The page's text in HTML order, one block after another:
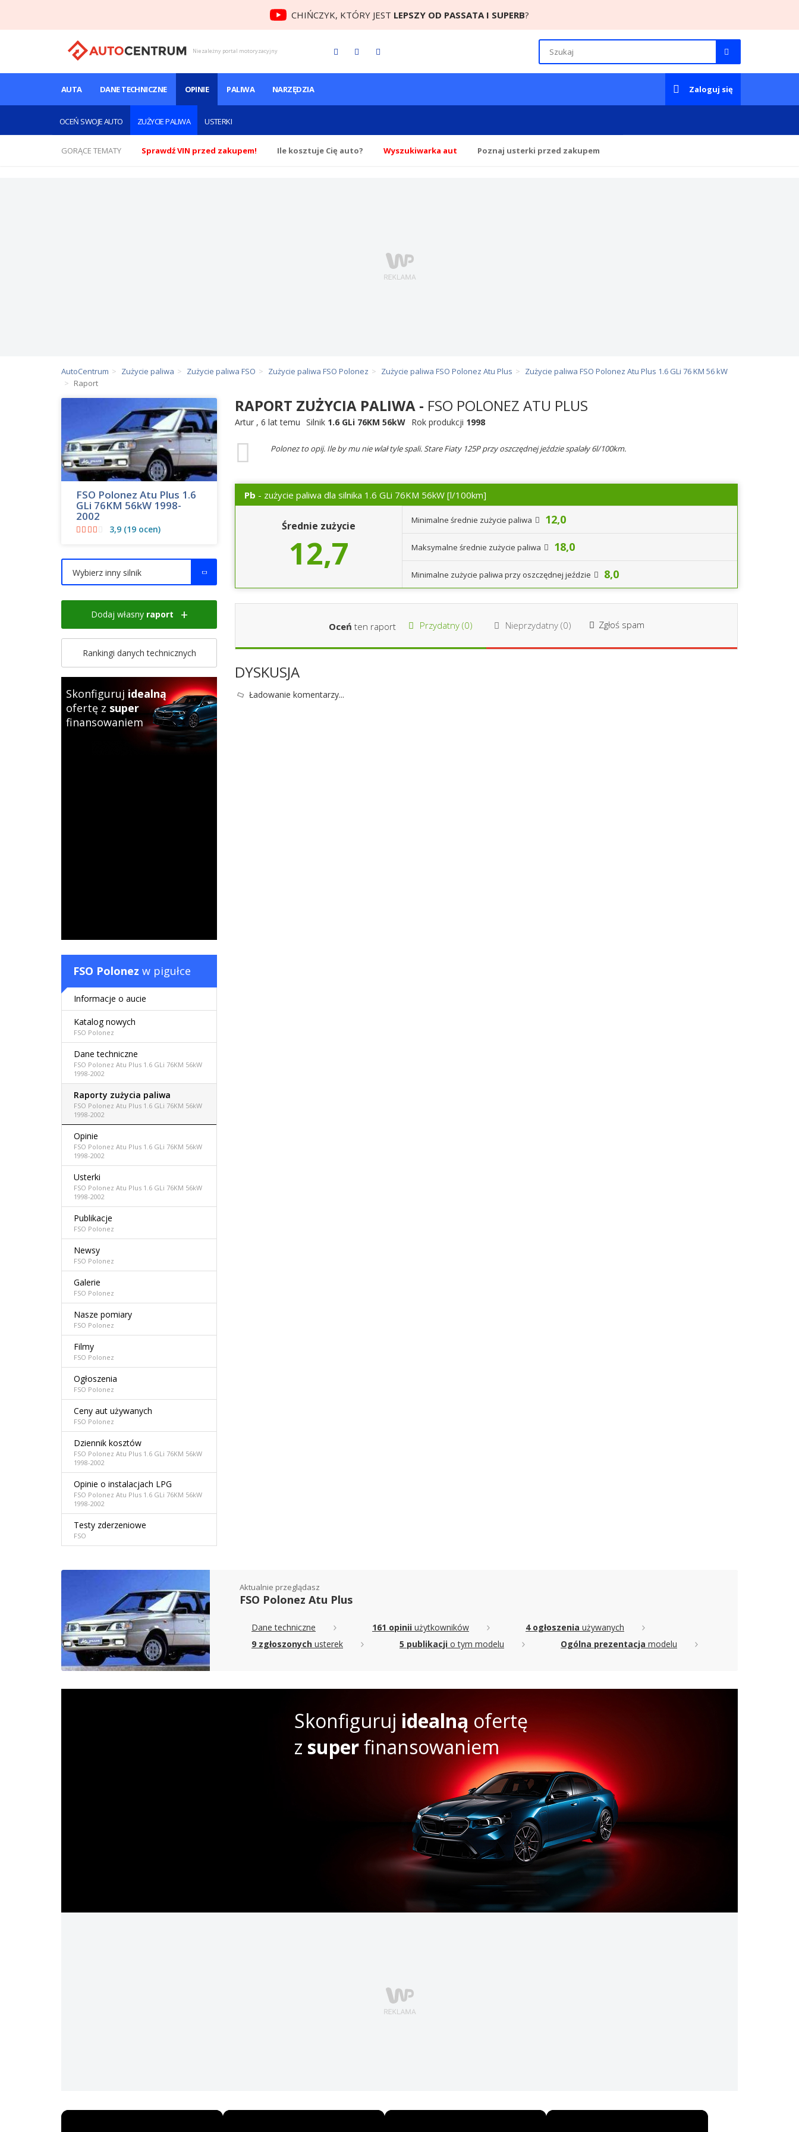
CHIŃCZYK, KTÓRY JEST LEPSZY OD PASSATA I SUPERB?
Niezależny portal motoryzacyjny
AUTA DANE TECHNICZNE OPINIE
OCEŃ SWOJE AUTO ZUŻYCIE PALIWA USTERKI
PALIWA NARZĘDZIA Zaloguj się
GORĄCE TEMATY Sprawdź VIN przed zakupem! Ile kosztuje Cię auto? Wyszukiwarka aut Poznaj usterki przed zakupem
AutoCentrum Zużycie paliwa Zużycie paliwa FSO Zużycie paliwa FSO Polonez Zużycie paliwa FSO Polonez Atu Plus
Zużycie paliwa FSO Polonez Atu Plus 1.6 GLi 76 KM 56 kW
Raport
RAPORT ZUŻYCIA PALIWA - FSO POLONEZ ATU PLUS
Artur , 6 lat temu Silnik 1.6 GLi 76KM 56kW Rok produkcji 1998
Polonez to opij. Ile by mu nie wlał tyle spali. Stare Fiaty 125P przy oszczędnej jeździe spalały 6l/100km.
Pb - zużycie paliwa dla silnika 1.6 GLi 76KM 56kW [l/100km]
Średnie zużycie
12,7
Minimalne średnie zużycie paliwa 12,0
Maksymalne średnie zużycie paliwa 18,0
Minimalne zużycie paliwa przy oszczędnej jeździe 8,0
Oceń ten raport Przydatny (0) Nieprzydatny (0) Zgłoś spam
DYSKUSJA
Ładowanie komentarzy...
FSO Polonez Atu Plus 1.6
GLi 76KM 56kW 1998-
2002
3,9 (19 ocen)
Wybierz inny silnik
Dodaj własny raport
Rankingi danych technicznych
Skonfiguruj idealną
ofertę z super
finansowaniem
FSO Polonez w pigułce
Informacje o aucie
Katalog nowych
FSO Polonez
Dane techniczne
FSO Polonez Atu Plus 1.6 GLi 76KM 56kW
1998-2002
Raporty zużycia paliwa
FSO Polonez Atu Plus 1.6 GLi 76KM 56kW
1998-2002
Opinie
FSO Polonez Atu Plus 1.6 GLi 76KM 56kW
1998-2002
Usterki
FSO Polonez Atu Plus 1.6 GLi 76KM 56kW
1998-2002
Publikacje
FSO Polonez
Newsy
FSO Polonez
Galerie
FSO Polonez
Nasze pomiary
FSO Polonez
Filmy
FSO Polonez
Ogłoszenia
FSO Polonez
Ceny aut używanych
FSO Polonez
Dziennik kosztów
FSO Polonez Atu Plus 1.6 GLi 76KM 56kW
1998-2002
Opinie o instalacjach LPG
FSO Polonez Atu Plus 1.6 GLi 76KM 56kW
1998-2002
Testy zderzeniowe
FSO
Aktualnie przeglądasz
FSO Polonez Atu Plus
Dane techniczne 161 opinii użytkowników 4 ogłoszenia używanych
9 zgłoszonych usterek 5 publikacji o tym modelu Ogólna prezentacja modelu
Skonfiguruj idealną ofertę
z superfinansowaniem